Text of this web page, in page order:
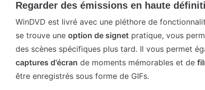
Regarder des émissions en haute
WinDVD est livré avec une pléthore de
se trouve une option de signet pratique, vous
des scènes spécifiques plus tard. Il vous permet
captures d'écran de moments mémorables et de
être enregistrés sous forme de GIFs.